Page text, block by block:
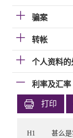
骗案
转帐
个人资料的
利率及汇率
打印
H1 甚么是